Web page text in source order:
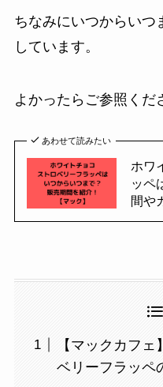
ちなみにいつからいつ
しています。
よかったらご参照くだ
あわせて読みたい
ホワ
ッペ
間や
【マックカフ
ベリーフラッペ